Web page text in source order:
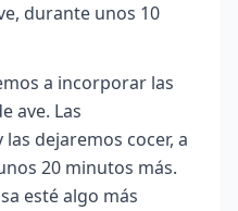
durante unos 10
a incorporar las
ave. Las
dejaremos cocer, a
20 minutos más.
esté algo más